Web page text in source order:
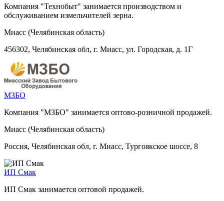
Компания "Технобыт" занимается производством и
обслуживанием измельчителей зерна.
Миасс (Челябинская область)
456302, Челябинская обл, г. Миасс, ул. Городская, д. 1Г
МЗБО
Компания "МЗБО" занимается оптово-розничной продажей.
Миасс (Челябинская область)
Россия, Челябинская обл, г. Миасс, Тургоякское шоссе, 8
ИП Смак
ИП Смак занимается оптовой продажей.